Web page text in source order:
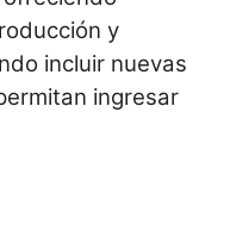
y
incluir nuevas
ingresar